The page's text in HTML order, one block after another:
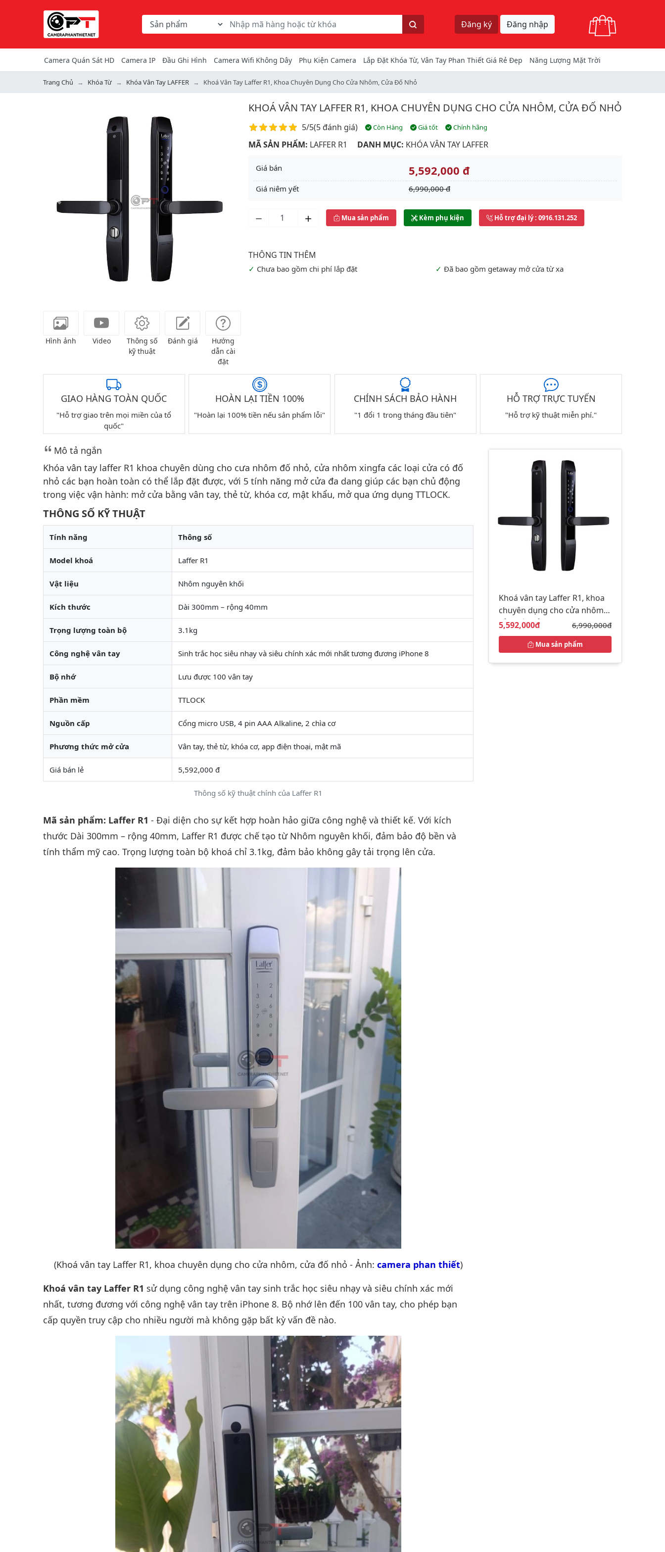
Chọn danh mục tìm kiếm
Từ khóa hoặc mã hàng
Tìm kiếm
Đăng ký Đăng nhập
Camera Quán Sát HD Camera IP Đầu Ghi Hình Camera Wifi Không Dây Phụ Kiện Camera Lắp Đặt Khóa Từ, Vân Tay Phan Thiết Giá Rẻ Đẹp Năng Lượng Mặt Trời
Trang Chủ Khóa Từ Khóa Vân Tay LAFFER Khoá Vân Tay Laffer R1, Khoa Chuyên Dụng Cho Cửa Nhôm, Cửa Đố Nhỏ
Previous
Hình ảnh Video
Thông số
kỹ thuật
Đánh giá
Hướng
dẫn cài
đặt
KHOÁ VÂN TAY LAFFER R1, KHOA CHUYÊN DỤNG CHO CỬA NHÔM, CỬA ĐỐ NHỎ
Điểm đánh giá
5/5(5 đánh giá) Còn Hàng Giá tốt Chính hãng
MÃ SẢN PHẨM: LAFFER R1 DANH MỤC: KHÓA VÂN TAY LAFFER
Giá bán 5,592,000 đ
Giá niêm yết 6,990,000 đ
Mua sản phẩm Kèm phụ kiện Hỗ trợ đại lý: 0916.131.252
Chưa bao gồm chi phí lắp đặt Đã bao gồm getaway mở cửa từ xa
GIAO HÀNG TOÀN QUỐC
"Hỗ trợ giao trên mọi miền của tổ
quốc"
HOÀN LẠI TIỀN 100%
"Hoàn lại 100% tiền nếu sản phẩm lỗi"
CHÍNH SÁCH BẢO HÀNH
"1 đổi 1 trong tháng đầu tiên"
HỖ TRỢ TRỰC TUYẾN
"Hỗ trợ kỹ thuật miễn phí."
Mô tả ngắn
Khóa vân tay laffer R1 khoa chuyên dùng cho cưa nhôm đố nhỏ, cửa nhôm xingfa các loại cửa có đố
nhỏ các bạn hoàn toàn có thể lắp đặt được, với 5 tính năng mở cửa đa dang giúp các bạn chủ động
trong việc vận hành: mở cửa bằng vân tay, thẻ từ, khóa cơ, mật khẩu, mở qua ứng dụng TTLOCK.
THÔNG SỐ KỸ THUẬT
Thông số kỹ thuật chính của Laffer R1
Tính năng Thông số
Model khoá Laffer R1
Vật liệu Nhôm nguyên khối
Kích thước Dài 300mm – rộng 40mm
Trọng lượng toàn bộ 3.1kg
Công nghệ vân tay Sinh trắc học siêu nhạy và siêu chính xác mới nhất tương đương iPhone 8
Bộ nhớ Lưu được 100 vân tay
Phần mềm TTLOCK
Nguồn cấp Cổng micro USB, 4 pin AAA Alkaline, 2 chìa cơ
Phương thức mở cửa Vân tay, thẻ từ, khóa cơ, app điện thoại, mật mã
Giá bán lẻ 5,592,000 đ
Mã sản phẩm: Laffer R1 - Đại diện cho sự kết hợp hoàn hảo giữa công nghệ và thiết kế. Với kích
thước Dài 300mm – rộng 40mm, Laffer R1 được chế tạo từ Nhôm nguyên khối, đảm bảo độ bền và
tính thẩm mỹ cao. Trọng lượng toàn bộ khoá chỉ 3.1kg, đảm bảo không gây tải trọng lên cửa.
(Khoá vân tay Laffer R1, khoa chuyên dụng cho cửa nhôm, cửa đố nhỏ - Ảnh: camera phan thiết)
Khoá vân tay Laffer R1 sử dụng công nghệ vân tay sinh trắc học siêu nhạy và siêu chính xác mới
nhất, tương đương với công nghệ vân tay trên iPhone 8. Bộ nhớ lên đến 100 vân tay, cho phép bạn
cấp quyền truy cập cho nhiều người mà không gặp bất kỳ vấn đề nào.
Khoá vân tay Laffer R1, khoa
chuyên dụng cho cửa nhôm,
cửa đố nhỏ
Giá bán:
5,592,000đ Giá gốc:
6,990,000đ
Mua sản phẩm